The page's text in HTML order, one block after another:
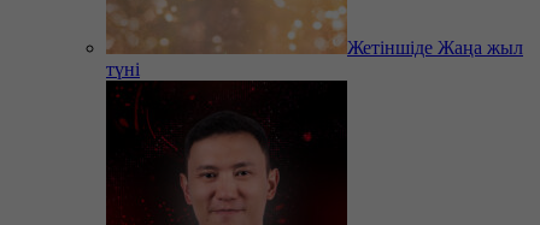
Жетіншіде Жаңа жыл
түні